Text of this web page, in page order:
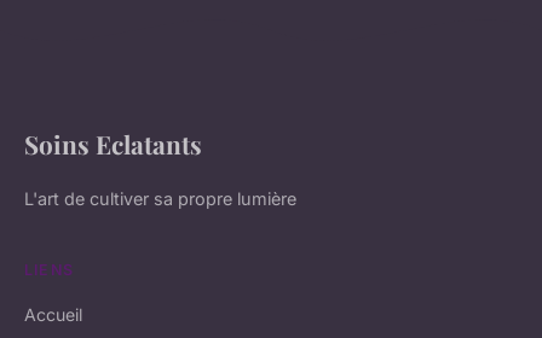
Soins Eclatants
L'art de cultiver sa propre lumière
LIENS
Accueil